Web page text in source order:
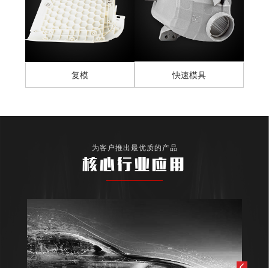
复模 快速模具
为客户推出最优质的产品
核心行业应用